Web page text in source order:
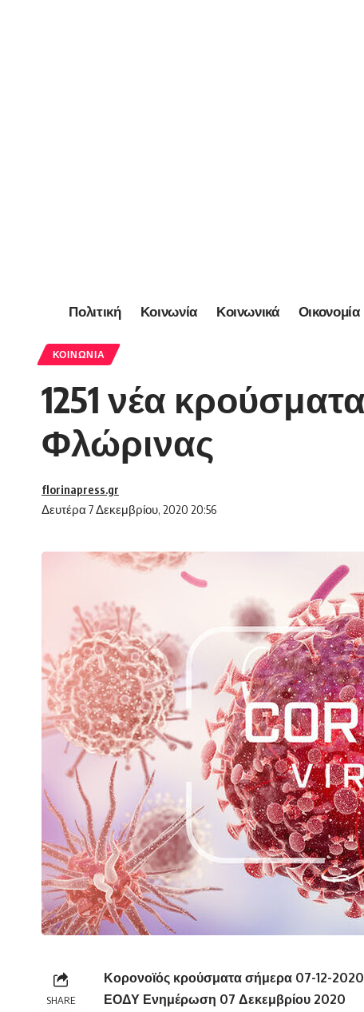
Πολιτική Κοινωνία Κοινωνικά Οικονομία
ΚΟΙΝΩΝΊΑ
1251 νέα
Φλώρινας
Δευτέρα 7 Δεκεμβρίου, 2020 20:56
florinapress.gr
SHARE
Κορονοϊός κρούσματα σήμερα 07-12-
ΕΟΔΥ Ενημέρωση 07 Δεκεμβρίου 2020